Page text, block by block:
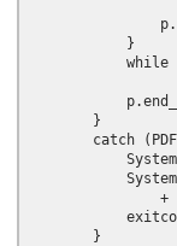
            }
while
        }
catch
+
        }